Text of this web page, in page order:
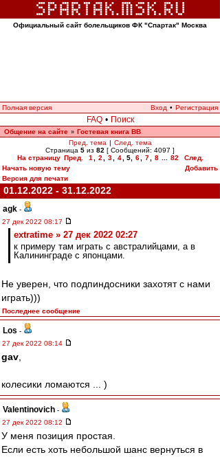
Официальный сайт болельщиков ФК "Спартак" Москва
Полная версия Вход • Регистрация
FAQ • Поиск
Общение на сайте » Гостевая книга ВВ
Пред. тема | След. тема
Страница 5 из 82 [ Сообщений: 4097 ]
На страницу Пред. 1 2 3 4 5, 6 7 8 82
След.
Начать новую тему
Добавить
Версия для печати
01.12.2022 - 31.12.2022
agk -
27 дек 2022 08:17
extratime » 27 дек 2022 02:27
к примеру там играть с австралийцами, а в
Калининграде с японцами.
Не уверен, что подпиндосники захотят с нами
играть)))
Последнее сообщение
Los -
27 дек 2022 08:14
gav
колесики ломаются ... )
Valentinovich -
27 дек 2022 08:12
У меня позиция простая.
Если есть хоть небольшой шанс вернуться в